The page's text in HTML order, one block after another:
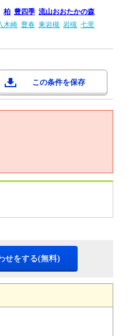
柏 豊四季 流山おおたかの森
木崎 豊春 東岩槻 岩槻 七里
この条件を保存
せをする(無料)